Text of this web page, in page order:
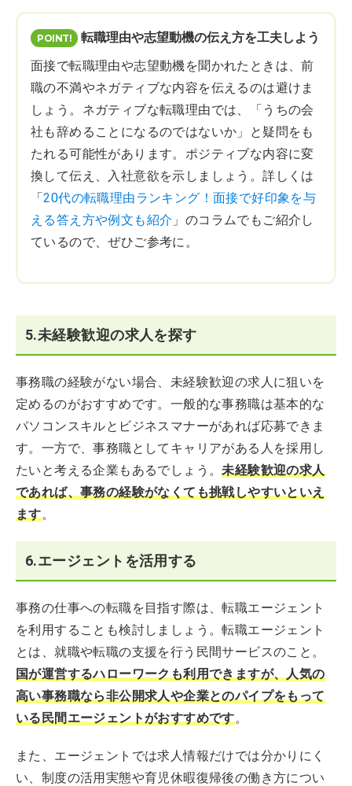
転職理由や志望動機の伝え方を工夫しよう
面接で転職理由や志望動機を聞かれたときは、前
職の不満やネガティブな内容を伝えるのは避けま
しょう。ネガティブな転職理由では、「うちの会
社も辞めることになるのではないか」と疑問をも
たれる可能性があります。ポジティブな内容に変
換して伝え、入社意欲を示しましょう。詳しくは
「20代の転職理由ランキング！面接で好印象を与
える答え方や例文も紹介 」のコラムでもご紹介し
ているので、ぜひご参考に。
5.未経験歓迎の求人を探す
事務職の経験がない場合、未経験歓迎の求人に狙いを
定めるのがおすすめです。一般的な事務職は基本的な
パソコンスキルとビジネスマナーがあれば応募できま
す。一方で、事務職としてキャリアがある人を採用し
たいと考える企業もあるでしょう。未経験歓迎の求人
であれば、事務の経験がなくても挑戦しやすいといえ
ます。
6.エージェントを活用する
事務の仕事への転職を目指す際は、転職エージェント
を利用することも検討しましょう。転職エージェント
とは、就職や転職の支援を行う民間サービスのこと。
国が運営するハローワークも利用できますが、人気の
高い事務職なら非公開求人や企業とのパイプをもって
いる民間エージェントがおすすめです。
また、エージェントでは求人情報だけでは分かりにく
い、制度の活用実態や育児休暇復帰後の働き方につい